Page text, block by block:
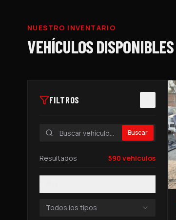
NUESTRO INVENTARIO
VEHÍCULOS DISPONIBLES
FILTROS
Buscar
Resultados 590 vehiculos
Todos los tipos